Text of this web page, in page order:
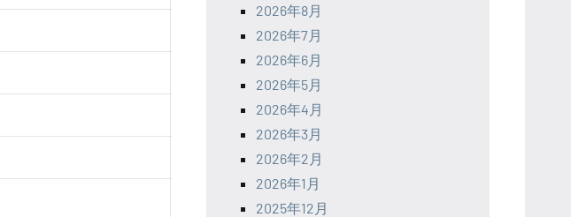
2026年8月
2026年7月
2026年6月
2026年5月
2026年4月
2026年3月
2026年2月
2026年1月
2025年12月